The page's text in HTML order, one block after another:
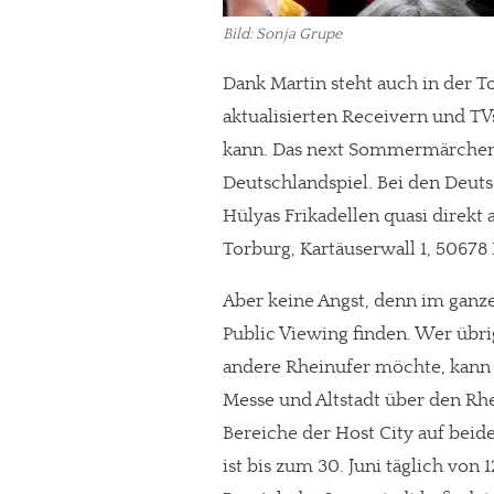
Bild: Sonja Grupe
Dank Martin steht auch in der
aktualisierten Receivern und
kann. Das next
Deutschlandspiel. Bei den
Hülyas Frikadellen quasi direkt
Torburg, Kartäuserwall 1, 50678
Aber keine Angst, denn im
Public Viewing finden. Wer
andere Rheinufer möchte,
Messe und Altstadt über den
Bereiche der Host City auf
ist bis zum 30. Juni täglich von